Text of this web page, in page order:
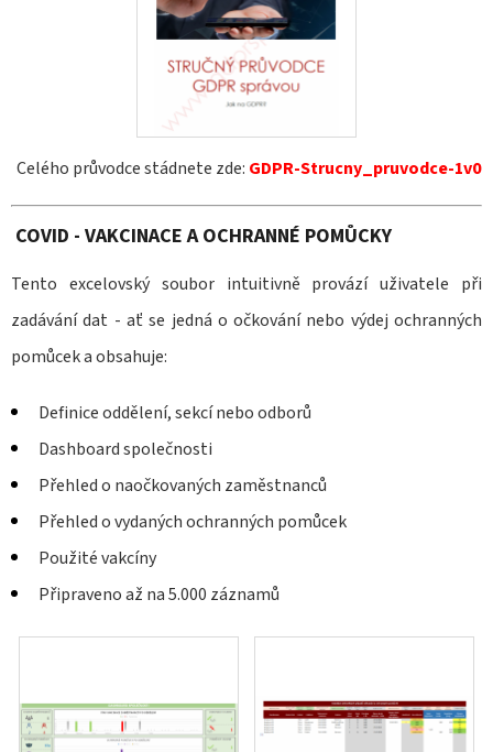
Celého průvodce stádnete zde: GDPR-Strucny_pruvodce-1v0
COVID - VAKCINACE A OCHRANNÉ POMŮCKY
Tento excelovský soubor intuitivně provází uživatele při
zadávání dat - ať se jedná o očkování nebo výdej ochranných
pomůcek a obsahuje:
Definice oddělení, sekcí nebo odborů
Dashboard společnosti
Přehled o naočkovaných zaměstnanců
Přehled o vydaných ochranných pomůcek
Použité vakcíny
Připraveno až na 5.000 záznamů